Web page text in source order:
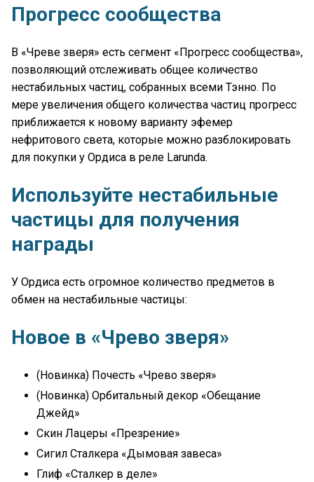
Прогресс сообщества
В «Чреве зверя» есть сегмент «Прогресс сообщества»,
позволяющий отслеживать общее количество
нестабильных частиц, собранных всеми Тэнно. По
мере увеличения общего количества частиц прогресс
приближается к новому варианту эфемер
нефритового света, которые можно разблокировать
для покупки у Ордиса в реле Larunda.
Используйте нестабильные
частицы для получения
награды
У Ордиса есть огромное количество предметов в
обмен на нестабильные частицы:
Новое в «Чрево зверя»
(Новинка) Почесть «Чрево зверя»
(Новинка) Орбитальный декор «Обещание
Джейд»
Скин Лацеры «Презрение»
Сигил Сталкера «Дымовая завеса»
Глиф «Сталкер в деле»